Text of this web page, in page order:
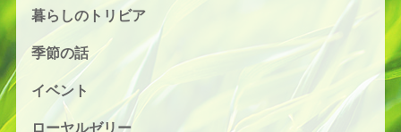
暮らしのトリビア
季節の話
イベント
ローヤルゼリー